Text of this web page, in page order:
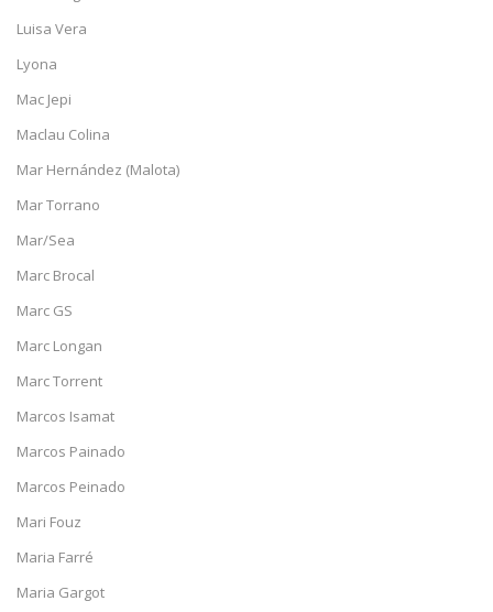
Luisa Vera
Lyona
Mac Jepi
Maclau Colina
Mar Hernández (Malota)
Mar Torrano
Mar/Sea
Marc Brocal
Marc GS
Marc Longan
Marc Torrent
Marcos Isamat
Marcos Painado
Marcos Peinado
Mari Fouz
Maria Farré
Maria Gargot